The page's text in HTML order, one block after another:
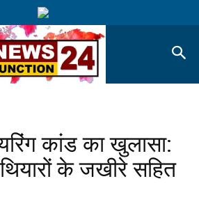
कांड का खुलासा:
के जखीरे सहित